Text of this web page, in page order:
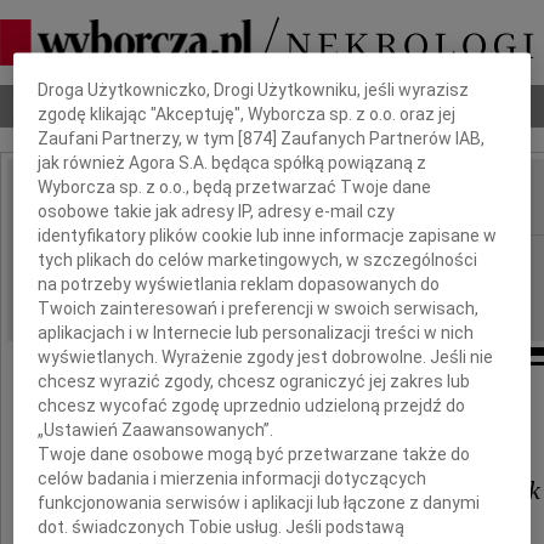
Nekrologi Odeszli Poradnik pogrzebowy
IMIĘ I NAZWISKO:
REGION: Katowice
DATA EMISJI: 13.01.2010
Łączymy się w bólu
Panią
dr hab. Teresą Banaś-Korniak
Dbamy o Twoją prywatność
Droga Użytkowniczko, Drogi Użytkowniku, jeśli wyrazisz
zgodę klikając "Akceptuję", Wyborcza sp. z o.o. oraz jej
Zaufani Partnerzy, w tym [874 ] Zaufanych Partnerów IAB,
jak również Agora S.A. będąca spółką powiązaną z
Wyborcza sp. z o.o., będą przetwarzać Twoje dane
osobowe takie jak adresy IP, adresy e-mail czy
identyfikatory plików cookie lub inne informacje zapisane w
tych plikach do celów marketingowych, w szczególności
na potrzeby wyświetlania reklam dopasowanych do
Twoich zainteresowań i preferencji w swoich serwisach,
aplikacjach i w Internecie lub personalizacji treści w nich
wyświetlanych. Wyrażenie zgody jest dobrowolne. Jeśli nie
chcesz wyrazić zgody, chcesz ograniczyć jej zakres lub
chcesz wycofać zgodę uprzednio udzieloną przejdź do
„Ustawień Zaawansowanych”.
Twoje dane osobowe mogą być przetwarzane także do
celów badania i mierzenia informacji dotyczących
funkcjonowania serwisów i aplikacji lub łączone z danymi
dot. świadczonych Tobie usług. Jeśli podstawą